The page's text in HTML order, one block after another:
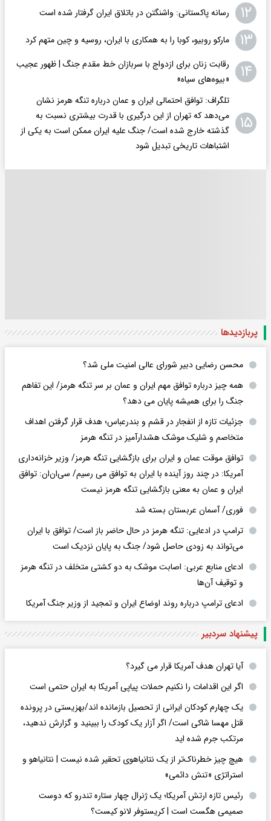
۱۲ رسانه پاکستانی: واشنگتن در باتلاق ایران گرفتار شده است
۱۳ مارکو روبیو، کوبا را به همکاری با ایران، روسیه و چین متهم کرد
۱۴
رقابت زنان برای ازدواج با سربازان خط مقدم جنگ | ظهور عجیب
«بیوه‌های سیاه»
۱۵
تلگراف: توافق احتمالی ایران و عمان درباره تنگه هرمز نشان
می‌دهد که تهران از این درگیری با قدرت بیشتری نسبت به
گذشته خارج شده است/ جنگ علیه ایران ممکن است به یکی از
اشتباهات تاریخی تبدیل شود
پربازدید‌ها
محسن رضایی دبیر شورای عالی امنیت ملی شد؟
همه چیز درباره توافق مهم ایران و عمان بر سر تنگه هرمز/ این تفاهم
جنگ را برای همیشه پایان می دهد؟
جزئیات تازه از انفجار در قشم و بندرعباس؛ هدف قرار گرفتن اهداف
متخاصم و شلیک موشک هشدارآمیز در تنگه هرمز
توافق موقت عمان و ایران برای بازگشایی تنگه هرمز/ وزیر خزانه‌داری
آمریکا: در چند روز آینده با ایران به توافق می رسیم/ سی‌ان‌ان: توافق
ایران و عمان به معنی بازگشایی تنگه هرمز نیست
فوری/ آسمان عربستان بسته شد
ترامپ در ادعایی: تنگه هرمز در حال حاضر باز است/ توافق با ایران
می‌تواند به‌ زودی حاصل شود/ جنگ به پایان نزدیک است
ادعای منابع عربی: اصابت موشک به دو کشتی متخلف در تنگه هرمز
و توقیف آن‌ها
ادعای ترامپ درباره روند اوضاع ایران و تمجید از وزیر جنگ آمریکا
پیشنهاد سردبیر
آیا تهران هدف آمریکا قرار می گیرد؟
اگر این اقدامات را نکنیم حملات پیاپی آمریکا به ایران حتمی است
یک چهارم کودکان ایرانی از تحصیل بازمانده اند/بهزیستی در پرونده
قتل مهسا شاکی است/ اگر آزار یک کودک را ببینید و گزارش ندهید،
مرتکب جرم شده اید
هیچ چیز خطرناک‌تر از یک نتانیاهوی تحقیر شده نیست | نتانیاهو و
استراتژی «تنش دائمی»
رئیس تازه ارتش آمریکا؛ یک ژنرال چهار ستاره تندرو که دوست
صمیمی هگست است | کریستوفر لانو کیست؟